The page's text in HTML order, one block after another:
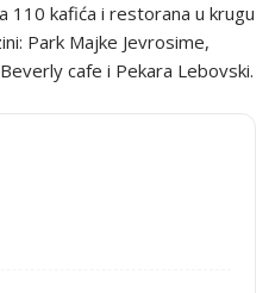
110 kafića i restorana u krugu
Park Majke Jevrosime,
cafe i Pekara Lebovski.